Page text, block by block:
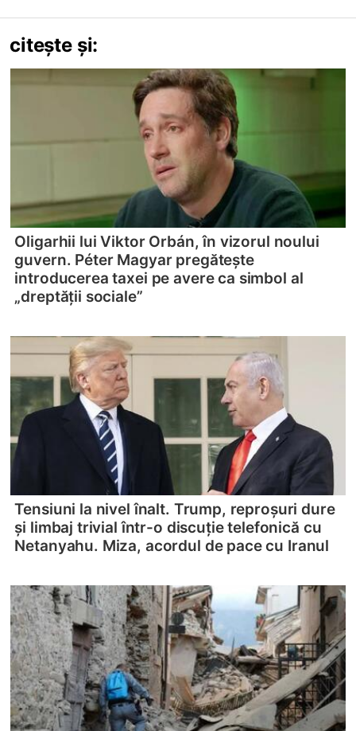
citește și:
Oligarhii lui Viktor Orbán, în vizorul noului
guvern. Péter Magyar pregătește
introducerea taxei pe avere ca simbol al
„dreptății sociale”
Tensiuni la nivel înalt. Trump, reproșuri dure
și limbaj trivial într-o discuție telefonică cu
Netanyahu. Miza, acordul de pace cu Iranul